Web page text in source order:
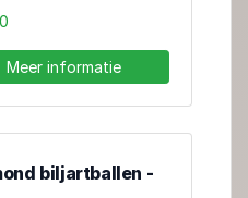
Meer informatie
biljartballen -